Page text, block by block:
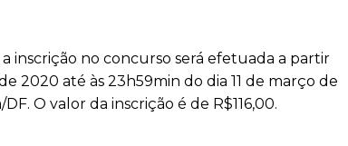
inscrição no concurso será efetuada a partir
2020 até às 23h59min do dia 11 de março de
O valor da inscrição é de R$116,00.